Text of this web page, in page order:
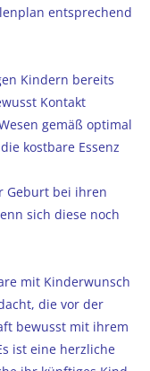
entsprechend
Kindern bereits
Kontakt
gemäß optimal
kostbare Essenz
Geburt bei ihren
sich diese noch
mit Kinderwunsch
die vor der
bewusst mit ihrem
ist eine herzliche